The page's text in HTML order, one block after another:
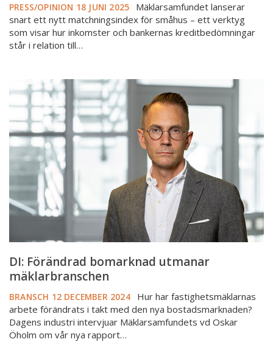
PRESS/OPINION 18 JUNI 2025
Mäklarsamfundet lanserar
snart ett nytt matchningsindex för småhus – ett verktyg
som visar hur inkomster och bankernas kreditbedömningar
står i relation till…
Förändrad
bomarknad
utmanar
mäklarbranschen
DI: Förändrad bomarknad utmanar
mäklarbranschen
BRANSCH 12 DECEMBER 2024
Hur har fastighetsmäklarnas
arbete förändrats i takt med den nya bostadsmarknaden?
Dagens industri intervjuar Mäklarsamfundets vd Oskar
Öholm om vår nya rapport…